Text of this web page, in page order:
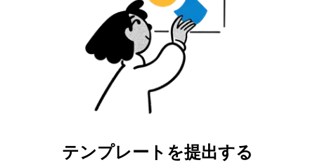
テンプレートを提出する